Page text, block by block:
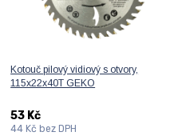
Kotouč pilový vidiový s otvory,
115x22x40T GEKO
53 Kč
44 Kč bez DPH